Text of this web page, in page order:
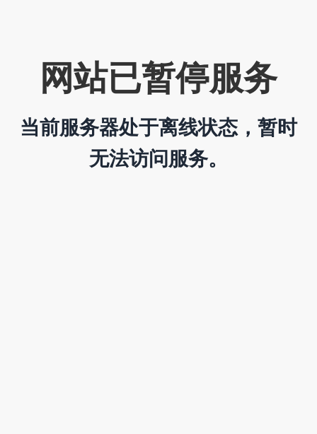
网站已暂停服务
当前服务器处于离线状态，暂时
无法访问服务。